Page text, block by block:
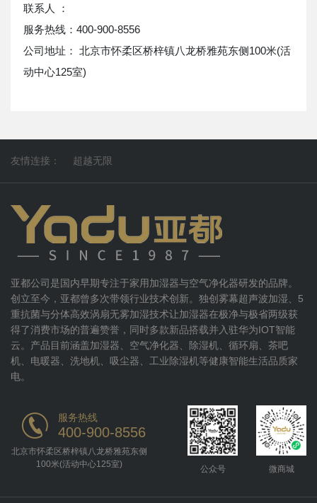
联系人 ：
服务热线：400-900-8556
公司地址： 北京市怀柔区桥梓镇八龙桥雅苑东侧100米(活
动中心125室)
友情连接： 超越无限
亚都公司是国内早期专注于家用加湿器与空气净化器研发的品牌。
创立至今，亚都曾多次带领行业技术创新。独创雾幕超声波加湿、5
重抗菌与分体高效涡扇无雾加湿技术让加湿器在极净与极省两级获
得了消费市场的普遍赞誉，同时多款新品搭载并入驻华为IOT智能
云。产品目前涵盖加湿器、空气净化器、除湿机、循环扇、茶吧
机、电暖器、洗地机、吸尘器、工业除湿机等健康智能生活品质家
电。
服务热线
400-900-8556
北京市怀柔区桥梓镇八龙桥雅苑东侧
100米(活动中心125室)
公众号 微商城